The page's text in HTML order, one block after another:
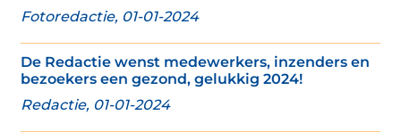
Fotoredactie, 01-01-2024
De Redactie wenst medewerkers, inzenders en
bezoekers een gezond, gelukkig 2024!
Redactie, 01-01-2024